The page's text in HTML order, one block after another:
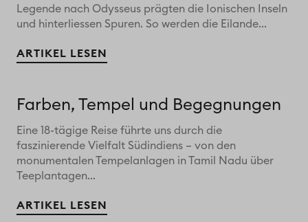
Legende nach Odysseus prägten die Ionischen Inseln
und hinterliessen Spuren. So werden die Eilande...
ARTIKEL LESEN
Farben, Tempel und Begegnungen
Eine 18-tägige Reise führte uns durch die
faszinierende Vielfalt Südindiens – von den
monumentalen Tempelanlagen in Tamil Nadu über
Teeplantagen...
ARTIKEL LESEN